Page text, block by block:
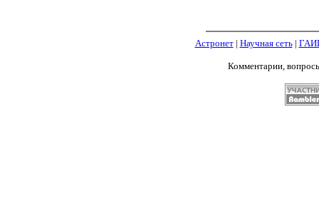
Астронет| Научная сеть|
Комментарии,